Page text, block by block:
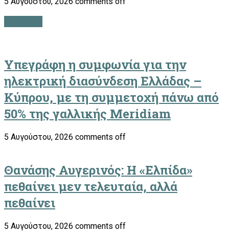
Υπεγράφη η συμφωνία για την
ηλεκτρική διασύνδεση Ελλάδας –
Κύπρου, με τη συμμετοχή πάνω από
50% της γαλλικής Meridiam
5 Αυγούστου, 2026 comments off
Θανάσης Αυγερινός: Η «Ελπίδα»
πεθαίνει μεν τελευταία, αλλά
πεθαίνει
5 Αυγούστου, 2026 comments off